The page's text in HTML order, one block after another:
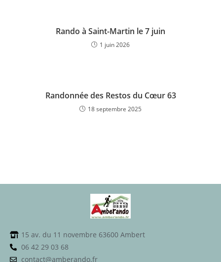
Rando à Saint-Martin le 7 juin
1 juin 2026
Randonnée des Restos du Cœur 63
18 septembre 2025
15 av. du 11 novembre 63600 Ambert
06 42 29 03 68
contact@amberando.fr